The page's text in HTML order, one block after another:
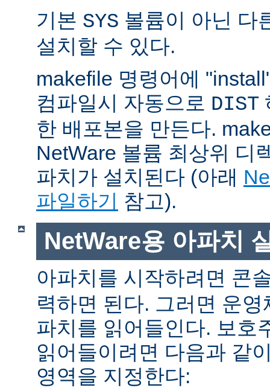
기본 SYS 볼륨이 아닌 다
설치할 수 있다.
makefile 명령어에
컴파일시 자동으로 DIST
한 배포본을 만든다.
NetWare 볼륨 최상위 디
파치가 설치된다 (아래
파일하기
참고).
NetWare용 아파치
아파치를 시작하려면 콘
력하면 된다. 그러면 운
파치를 읽어들인다. 보호
읽어들이려면 다음과 같
영역을 지정한다: